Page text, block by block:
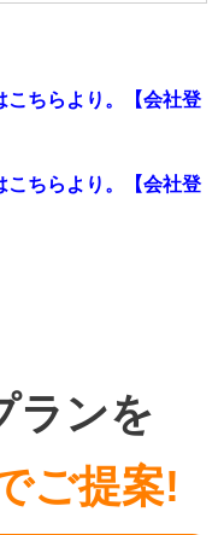
こちらより。【会社登
ちらより。
【会社登
ランを
ご提案!